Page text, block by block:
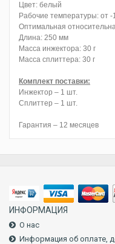
Цвет: белый
Рабочие температуры: от -
Оптимальная
Длина: 250 мм
Масса инжектора: 30 г
Масса сплиттера: 30 г
Комплект поставки:
Инжектор – 1 шт.
Сплиттер – 1 шт.
Гарантия – 12 месяцев
ИНФОРМАЦИЯ
О нас
Информация об оплате,